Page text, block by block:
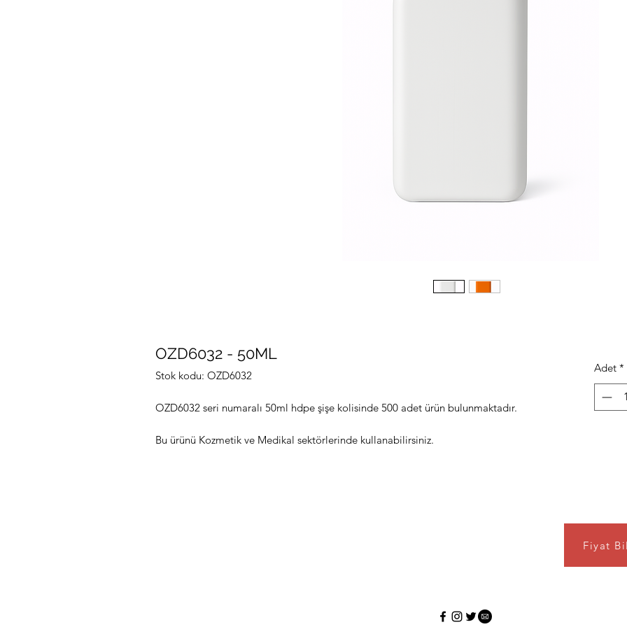
OZD6032 - 50ML
Stok kodu: OZD6032
OZD6032 seri numaralı 50ml hdpe şişe kolisinde 500 adet ürün bulunmaktadır.
Bu ürünü Kozmetik ve Medikal sektörlerinde kullanabilirsiniz.
Adet *
Fiyat